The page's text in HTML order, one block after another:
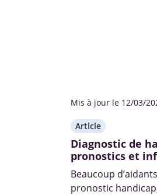
Mis à jour le 12/03/
Article
Diagnostic de
pronostics et
Beaucoup
pronostic